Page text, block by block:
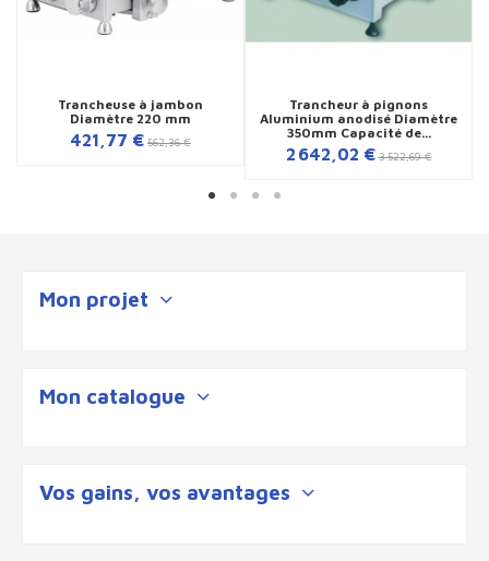
Trancheuse à jambon
Diamètre 220 mm
421,77 € 562,36 €
Trancheur à pignons
Aluminium anodisé Diamètre
350mm Capacité de...
2 642,02 € 3 522,69 €
Mon projet
Mon catalogue
Vos gains, vos avantages